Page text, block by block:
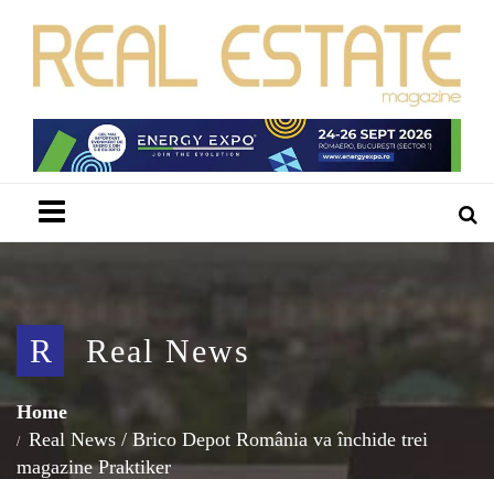
R Real News
Home
Real News / Brico Depot România va închide trei
magazine Praktiker